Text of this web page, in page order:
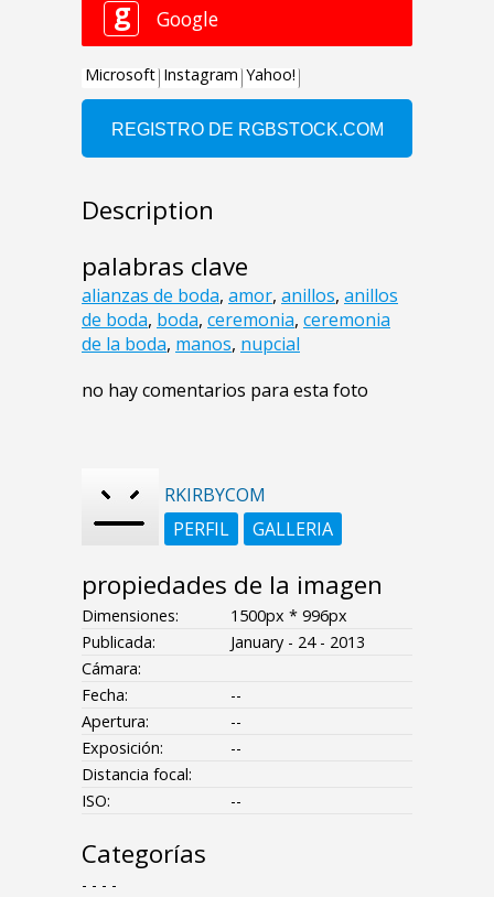
Description
palabras clave
alianzas de boda, amor, anillos, anillos
de boda, boda, ceremonia, ceremonia
de la boda, manos, nupcial
no hay comentarios para esta foto
RKIRBYCOM
PERFIL
GALLERIA
propiedades de la imagen
Dimensiones:
1500px * 996px
Publicada:
January - 24 - 2013
Cámara:
Fecha:
--
Apertura:
--
Exposición:
--
Distancia focal:
ISO:
--
Categorías
- - - -